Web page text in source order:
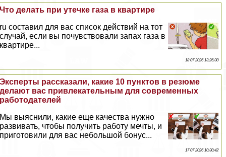
Что делать при утечке газа в квартире
ru составил для вас список действий на тот
случай, если вы почувствовали запах газа в
квартире...
18 07 2026 13:26:30
Эксперты рассказали, какие 10 пунктов в резюме
делают вас привлекательным для современных
работодателей
Мы выяснили, какие еще качества нужно
развивать, чтобы получить работу мечты, и
приготовили для вас небольшой бонус...
17 07 2026 10:30:42